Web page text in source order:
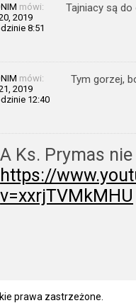
mówi:
2019
8:51
Tajniacy są
mówi:
2019
12:40
Tym gorzej,
A Ks. Prymas
https://
v=xxrjTVMkMHU
prawa zastrzeżone.